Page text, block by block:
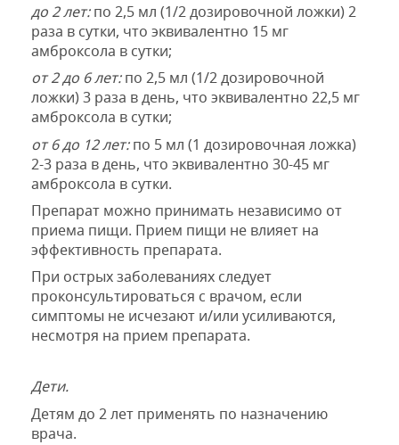
до 2 лет:по 2,5 мл (1/2 дозировочной ложки) 2
раза в сутки, что эквивалентно 15 мг
амброксола в сутки;
от 2 до 6 лет:по 2,5 мл (1/2 дозировочной
ложки) 3 раза в день, что эквивалентно 22,5 мг
амброксола в сутки;
от 6 до 12 лет:по 5 мл (1 дозировочная ложка)
2-3 раза в день, что эквивалентно 30-45 мг
амброксола в сутки.
Препарат можно принимать независимо от
приема пищи. Прием пищи не влияет на
эффективность препарата.
При острых заболеваниях следует
проконсультироваться с врачом, если
симптомы не исчезают и/или усиливаются,
несмотря на прием препарата.
Дети.
Детям до 2 лет применять по назначению
врача.